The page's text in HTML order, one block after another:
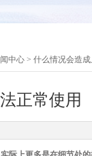
中心 > 什么情况会造
正常使用